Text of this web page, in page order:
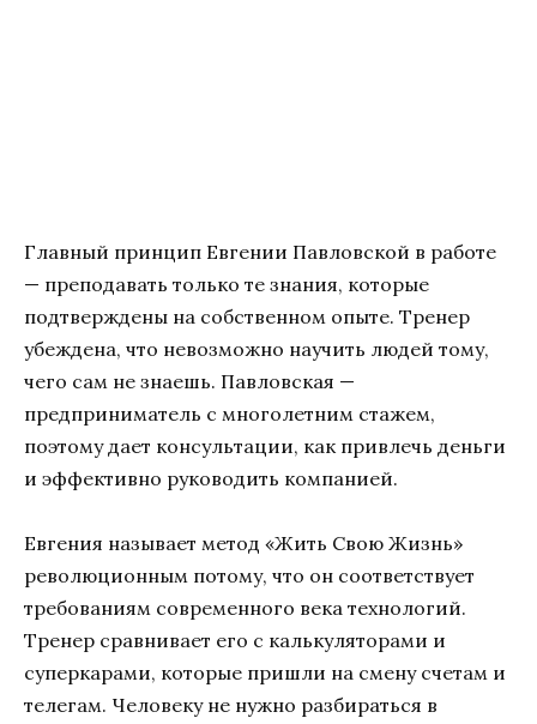
Главный принцип Евгении Павловской в работе
— преподавать только те знания, которые
подтверждены на собственном опыте. Тренер
убеждена, что невозможно научить людей тому,
чего сам не знаешь. Павловская —
предприниматель с многолетним стажем,
поэтому дает консультации, как привлечь деньги
и эффективно руководить компанией.
Евгения называет метод «Жить Свою Жизнь»
революционным потому, что он соответствует
требованиям современного века технологий.
Тренер сравнивает его с калькуляторами и
суперкарами, которые пришли на смену счетам и
телегам. Человеку не нужно разбираться в